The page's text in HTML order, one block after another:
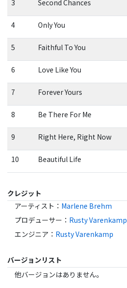
3 Second Chances
4 Only You
5 Faithful To You
6 Love Like You
7 Forever Yours
8 Be There For Me
9 Right Here, Right Now
10 Beautiful Life
クレジット
アーティスト ： Marlene Brehm
プロデューサー ： Rusty Varenkamp
エンジニア ： Rusty Varenkamp
バージョンリスト
他バージョンはありません。